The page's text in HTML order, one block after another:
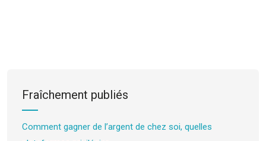
Fraîchement publiés
Comment gagner de l’argent de chez soi, quelles